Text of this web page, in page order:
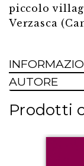
piccolo
Verzasca
AUTORE
Prodotti